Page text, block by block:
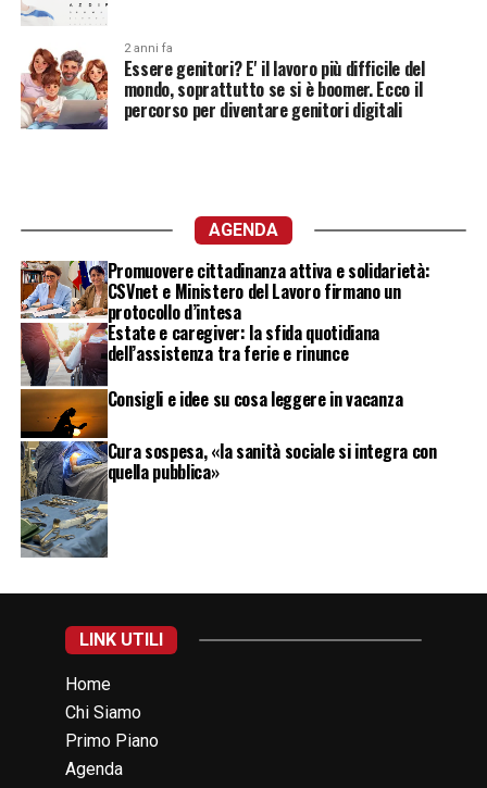
2 anni fa
Essere genitori? E' il lavoro più difficile del
mondo, soprattutto se si è boomer. Ecco il
percorso per diventare genitori digitali
AGENDA
Promuovere cittadinanza attiva e solidarietà:
CSVnet e Ministero del Lavoro firmano un
protocollo d’intesa
Estate e caregiver: la sfida quotidiana
dell’assistenza tra ferie e rinunce
Consigli e idee su cosa leggere in vacanza
Cura sospesa, «la sanità sociale si integra con
quella pubblica»
LINK UTILI
Home
Chi Siamo
Primo Piano
Agenda